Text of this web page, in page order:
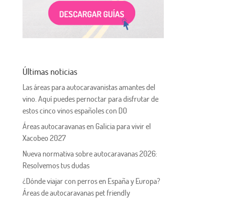
Últimas noticias
Las áreas para autocaravanistas amantes del
vino. Aquí puedes pernoctar para disfrutar de
estos cinco vinos españoles con DO
Áreas autocaravanas en Galicia para vivir el
Xacobeo 2027
Nueva normativa sobre autocaravanas 2026:
Resolvemos tus dudas
¿Dónde viajar con perros en España y Europa?
Áreas de autocaravanas pet friendly